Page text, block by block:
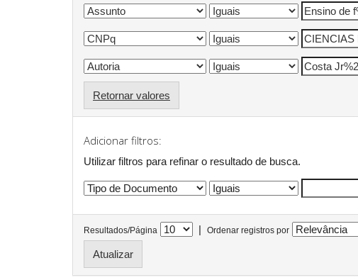
Retornar valores
Adicionar filtros:
Utilizar filtros para refinar o resultado de busca.
Resultados/Página | Ordenar registros por